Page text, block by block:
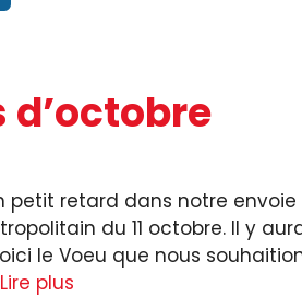
d’octobre
petit retard dans notre
du 11 octobre. Il y
le Voeu que nous
Lire plus